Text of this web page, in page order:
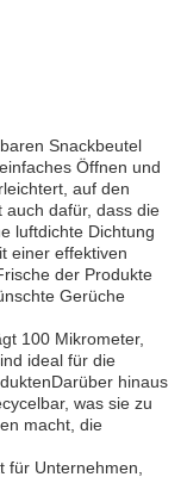
Snackbeutel
Öffnen und
auf den
auch dafür, dass die
luftdichte Dichtung
einer effektiven
der Produkte
Gerüche
100 Mikrometer,
ideal für die
hinaus
was sie zu
macht, die
für Unternehmen,